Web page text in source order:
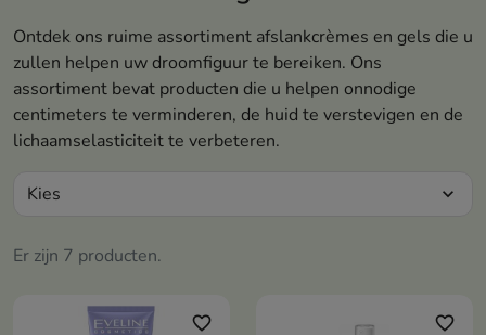
Ontdek ons ruime assortiment afslankcrèmes en gels die u
zullen helpen uw droomfiguur te bereiken. Ons
assortiment bevat producten die u helpen onnodige
centimeters te verminderen, de huid te verstevigen en de
lichaamselasticiteit te verbeteren.
Er zijn 7 producten.
Kies expand_more
favorite_border favorite_border